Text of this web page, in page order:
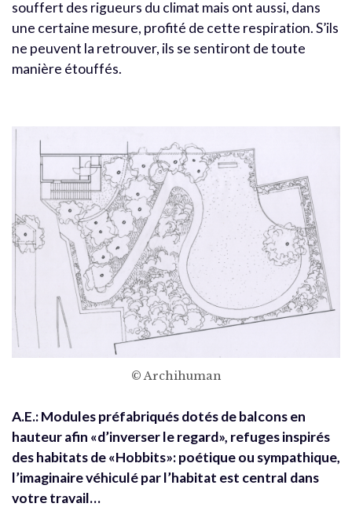
souffert des rigueurs du climat mais ont aussi, dans
une certaine mesure, profité de cette respiration. S’ils
ne peuvent la retrouver, ils se sentiront de toute
manière étouffés.
© Archihuman
A.E.: Modules préfabriqués dotés de balcons en
hauteur afin «d’inverser le regard», refuges inspirés
des habitats de «Hobbits»: poétique ou sympathique,
l’imaginaire véhiculé par l’habitat est central dans
votre travail…